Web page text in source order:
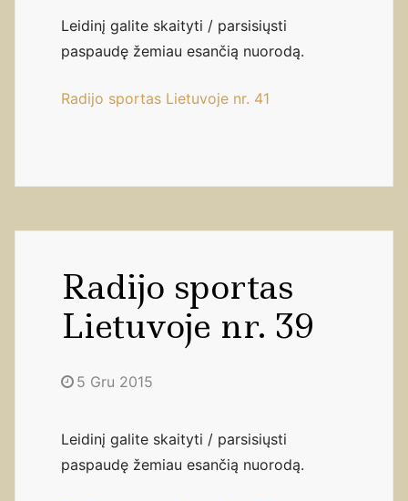
Leidinį galite skaityti / parsisiųsti
paspaudę žemiau esančią nuorodą.
Radijo sportas Lietuvoje nr. 41
Radijo sportas
Lietuvoje nr. 39
5 Gru 2015
Leidinį galite skaityti / parsisiųsti
paspaudę žemiau esančią nuorodą.